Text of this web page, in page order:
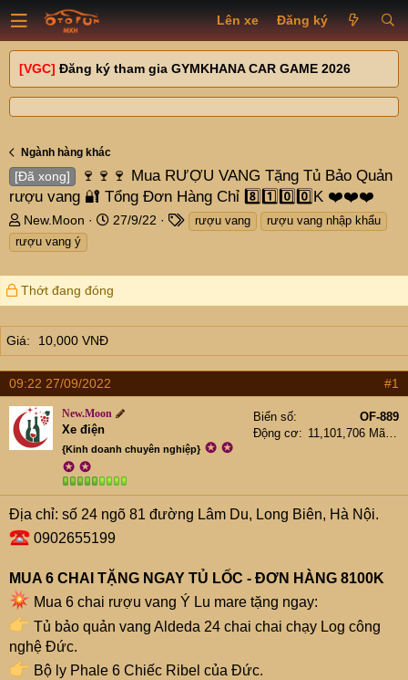
Lên xe Đăng ký
[VGC] Đăng ký tham gia GYMKHANA CAR GAME 2026
Ngành hàng khác
[Đã xong]
🍷🍷🍷 Mua RƯỢU VANG Tặng Tủ Bảo Quản
rượu vang 🔐 Tổng Đơn Hàng Chỉ 8️⃣1️⃣0️⃣0️⃣K ❤️❤️❤️
T
h
r
a
d
s
t
a
r
t
e
r
New.Moon
N
g
ử
i
27/9/22
Trượu vang
rượu vang nhập khẩu
rượu vang ý
Thớt đang đóng
Giá 10,000 VNĐ
09:22 27/09/2022 #1
New.Moon
Xe điện
{Kinh doanh chuyên nghiệp} ✪ ✪
✪ ✪
Biển số
OF-889
Động cơ
11,101,706 Mã lực
Địa chỉ: số 24 ngõ 81 đường Lâm Du, Long Biên, Hà Nội.
0902655199
MUA 6 CHAI TẶNG NGAY TỦ LỐC - ĐƠN HÀNG 8100K
Mua 6 chai rượu vang Ý Lu mare tặng ngay:
Tủ bảo quản vang Aldeda 24 chai chai chạy Log công
nghệ Đức.
Bộ ly Phale 6 Chiếc Ribel của Đức.